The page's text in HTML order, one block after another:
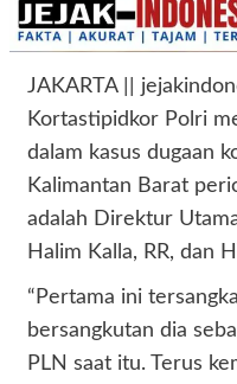
JAKARTA ||
Kortastipidkor Polri
dalam kasus dugaan
Kalimantan Barat
adalah Direktur
Halim Kalla, RR, dan
“Pertama ini
bersangkutan dia
PLN saat itu. Terus